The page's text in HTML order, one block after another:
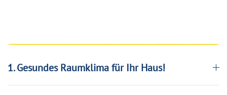
1. Gesundes Raumklima für Ihr Haus!